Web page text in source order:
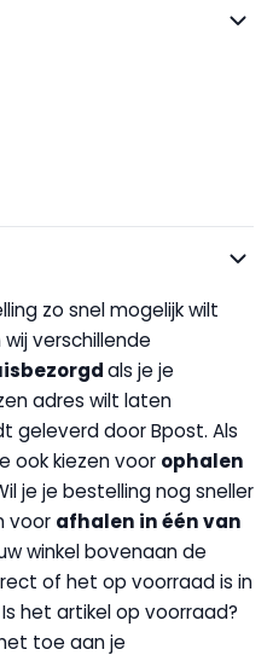
zo snel mogelijk wilt
verschillende
als je je
adres wilt laten
geleverd door Bpost. Als
ook kiezen voor ophalen
je je bestelling nog sneller
voor afhalen in één van
winkel bovenaan de
of het op voorraad is in
het artikel op voorraad?
toe aan je